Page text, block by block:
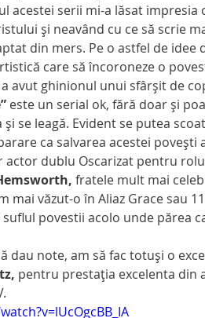
acestei serii mi-a lăsat
şi neavând cu ce să scrie
din mers. Pe o astfel de
care să încoroneze o
avut ghinionul unui sfârşit de
este un serial ok, fără doar şi
se leagă. Evident se putea
ca salvarea acestei
actor dublu Oscarizat pentru
fratele mult mai
mai văzut-o în Aliaz Grace sau
povestii acolo unde părea
pentru prestaţia excelenta din